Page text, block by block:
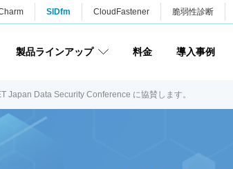
SIDfm CloudFastener 脆弱性診断
製品ラインアップ 料金 導入事例
Japan Data Security Conference に協賛します。